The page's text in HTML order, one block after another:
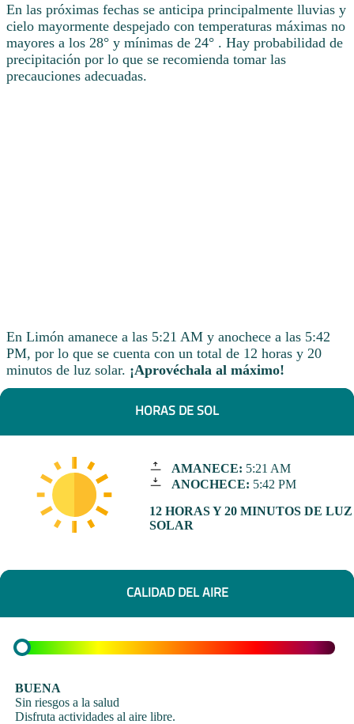
En las próximas fechas se anticipa principalmente lluvias y
cielo mayormente despejado con temperaturas máximas no
mayores a los 28° y mínimas de 24° . Hay probabilidad de
precipitación por lo que se recomienda tomar las
precauciones adecuadas.
En Limón amanece a las 5:21 AM y anochece a las 5:42
PM, por lo que se cuenta con un total de 12 horas y 20
minutos de luz solar. ¡Aprovéchala al máximo!
HORAS DE SOL
AMANECE: 5:21 AM
ANOCHECE: 5:42 PM
12 HORAS Y 20 MINUTOS DE LUZ
SOLAR
CALIDAD DEL AIRE
BUENA
Sin riesgos a la salud
Disfruta actividades al aire libre.